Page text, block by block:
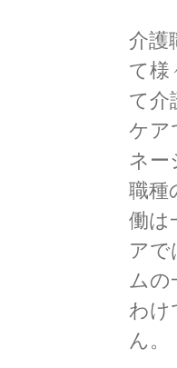
介護
て
て
ケ
ネ
職種
働
ア
ム
わ
ん。